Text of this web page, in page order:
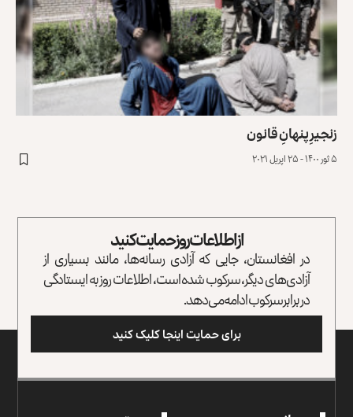
زنجیرِ پنهانِ قانون
۵ ثور ۱۴۰۰ - ۲۵ اپریل ۲۰۲۱
از اطلاعات روز حمایت کنید
در افغانستان، جایی که آزادی رسانه‌ها، مانند بسیاری از
آزادی‌های دیگر، سرکوب شده است، اطلاعات روز به ایستادگی
در برابر سرکوب ادامه می‌دهد.
برای حمایت اینجا کلیک کنید